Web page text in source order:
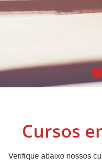
Cursos
Verifique abaixo nossos